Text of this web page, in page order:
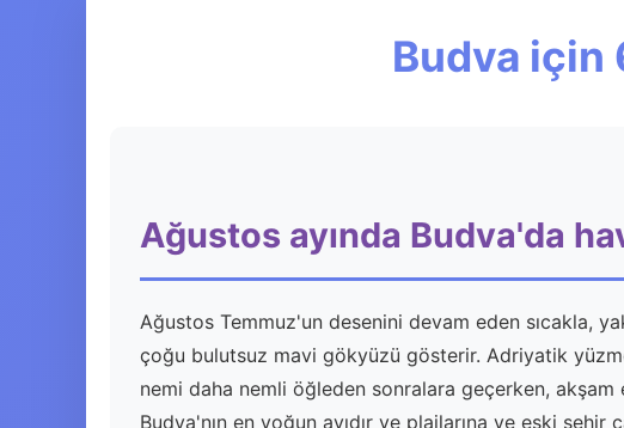
Budva için
Ağustos ayında Budva'da
Ağustos Temmuz'un desenini devam eden sıcakla,
çoğu bulutsuz mavi gökyüzü gösterir. Adriyatik
nemi daha nemli öğleden sonralara geçerken, akşam
Budva'nın en yoğun ayıdır ve plajlarına ve eski